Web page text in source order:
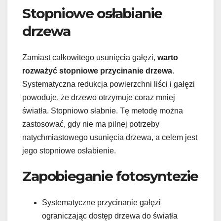
Stopniowe osłabianie
drzewa
Zamiast całkowitego usunięcia gałęzi, warto
rozważyć stopniowe przycinanie drzewa.
Systematyczna redukcja powierzchni liści i gałęzi
powoduje, że drzewo otrzymuje coraz mniej
światła. Stopniowo słabnie. Tę metodę można
zastosować, gdy nie ma pilnej potrzeby
natychmiastowego usunięcia drzewa, a celem jest
jego stopniowe osłabienie.
Zapobieganie fotosyntezie
Systematyczne przycinanie gałęzi
ograniczając dostęp drzewa do światła